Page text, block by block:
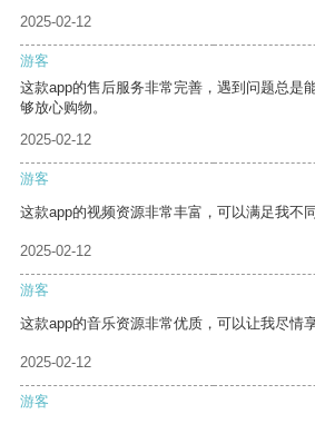
2025-02-12
游客
这款app的售后服务非常完善，遇到问题总是
够放心购物。
2025-02-12
游客
这款app的视频资源非常丰富，可以满足我不
2025-02-12
游客
这款app的音乐资源非常优质，可以让我尽情
2025-02-12
游客